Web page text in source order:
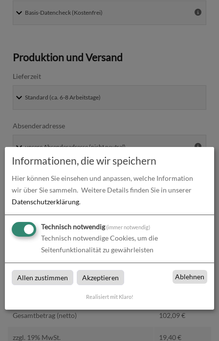
Produktion und Versand
Lieferzeit
Absenderadresse
Alle Preise im Überblick
Produkt-Konfiguration
Druckdaten überprüfen
Produktion und Versand €
Produktions- und Lieferzeit
Gesamtbetrag (netto) 102,09€
zzgl. 19% MwSt. 19,40€
Informationen, die wir speichern
Hier können Sie einsehen und anpassen, welche Information
wir über Sie sammeln. Weitere Details finden Sie in unserer
Datenschutzerklärung.
Technisch notwendig(immer notwendig)
Technisch notwendige Cookies, um die
Seitenfunktionalität zu gewährleisten
Allen zustimmen Akzeptieren Ablehnen
Realisiert mit Klaro!